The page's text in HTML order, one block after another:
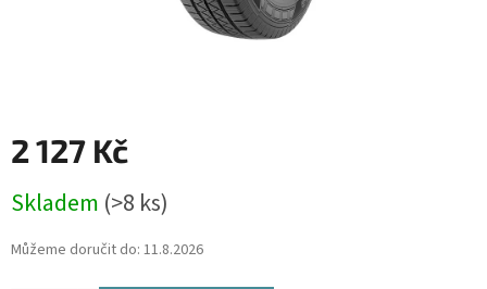
2 127 Kč
cena:
Skladem (>8 ks)
Můžeme doručit do: 11.8.2026